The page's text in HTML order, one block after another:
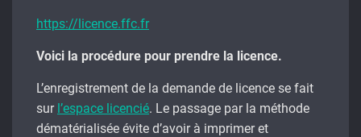
https://licence.ffc.fr
Voici la procédure pour prendre la licence.
L’enregistrement de la demande de licence se fait
sur l’espace licencié. Le passage par la méthode
dématérialisée évite d’avoir à imprimer et